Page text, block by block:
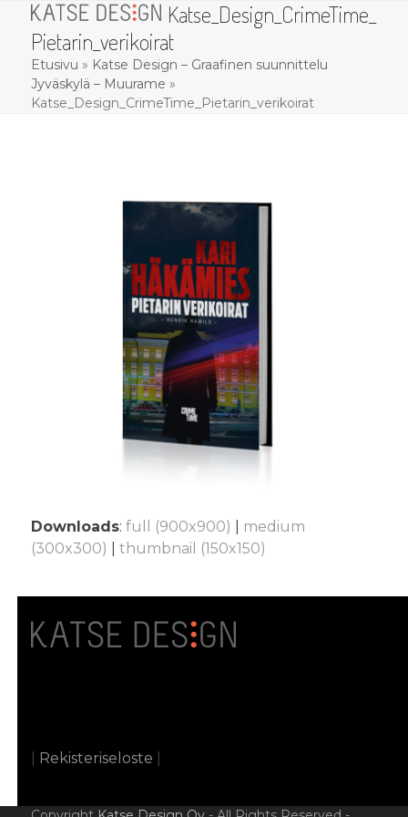
content
Open
mobile
menu
Close
mobile
menu
Katse_Design_CrimeTime_
Pietarin_verikoirat
Etusivu » Katse Design – Graafinen suunnittelu
Jyväskylä – Muurame »
Katse_Design_CrimeTime_Pietarin_verikoirat
Downloads: full (900x900)
medium
(300x300)
thumbnail (150x150)
Rekisteriseloste